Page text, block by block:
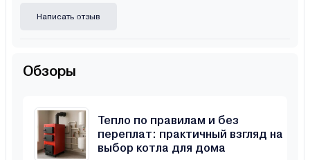
Написать отзыв
Обзоры
Тепло по правилам и без
переплат: практичный взгляд на
выбор котла для дома